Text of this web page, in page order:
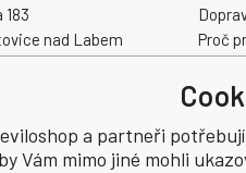
183
nad Labem
Proč
a partneři
Vám mimo jiné mohli